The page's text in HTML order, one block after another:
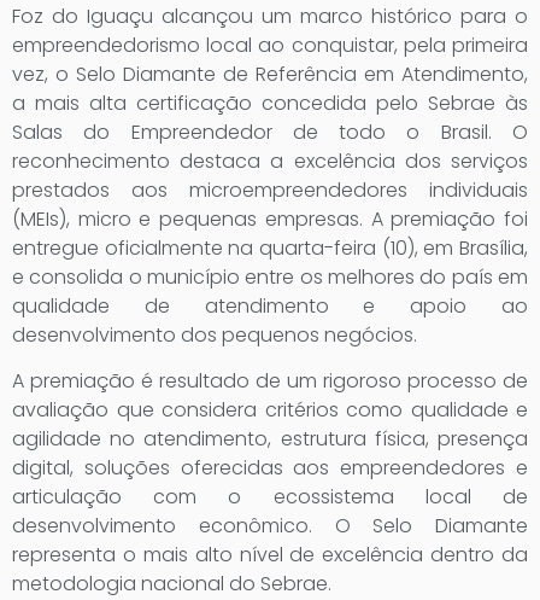
Foz do Iguaçu alcançou um marco histórico para o
empreendedorismo local ao conquistar, pela primeira
vez, o Selo Diamante de Referência em Atendimento,
a mais alta certificação concedida pelo Sebrae às
Salas do Empreendedor de todo o Brasil. O
reconhecimento destaca a excelência dos serviços
prestados aos microempreendedores individuais
(MEIs), micro e pequenas empresas. A premiação foi
entregue oficialmente na quarta-feira (10), em Brasília,
e consolida o município entre os melhores do país em
qualidade de atendimento e apoio ao
desenvolvimento dos pequenos negócios.
A premiação é resultado de um rigoroso processo de
avaliação que considera critérios como qualidade e
agilidade no atendimento, estrutura física, presença
digital, soluções oferecidas aos empreendedores e
articulação com o ecossistema local de
desenvolvimento econômico. O Selo Diamante
representa o mais alto nível de excelência dentro da
metodologia nacional do Sebrae.